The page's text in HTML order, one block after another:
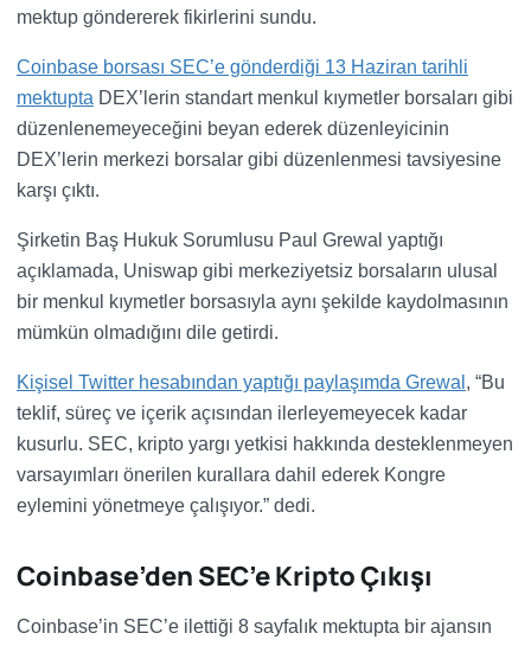
mektup göndererek fikirlerini sundu.
Coinbase borsası SEC’e gönderdiği 13 Haziran tarihli
mektupta DEX’lerin standart menkul kıymetler borsaları gibi
düzenlenemeyeceğini beyan ederek düzenleyicinin
DEX’lerin merkezi borsalar gibi düzenlenmesi tavsiyesine
karşı çıktı.
Şirketin Baş Hukuk Sorumlusu Paul Grewal yaptığı
açıklamada, Uniswap gibi merkeziyetsiz borsaların ulusal
bir menkul kıymetler borsasıyla aynı şekilde kaydolmasının
mümkün olmadığını dile getirdi.
Kişisel Twitter hesabından yaptığı paylaşımda Grewal , “Bu
teklif, süreç ve içerik açısından ilerleyemeyecek kadar
kusurlu. SEC, kripto yargı yetkisi hakkında desteklenmeyen
varsayımları önerilen kurallara dahil ederek Kongre
eylemini yönetmeye çalışıyor.” dedi.
Coinbase’den SEC’e Kripto Çıkışı
Coinbase’in SEC’e ilettiği 8 sayfalık mektupta bir ajansın